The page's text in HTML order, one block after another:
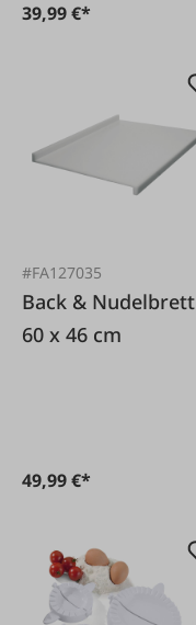
39,99 €*
#FA127035
Back & Nudelbrett
60 x 46 cm
49,99 €*